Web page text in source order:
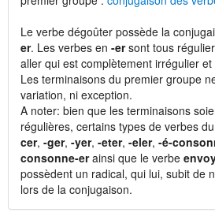
Le verbe dégoûter possède la
er. Les verbes en -ersont tous
aller qui est complètement irrégulier
Les terminaisons du premier groupe
variation, ni exception.
A noter: bien que les terminaisons
régulières, certains types de verbes
cer, -ger, -yer, -eter, -eler, -é-
consonne-erainsi que le verbe
possèdent un radical, qui lui, subit de
lors de la conjugaison.